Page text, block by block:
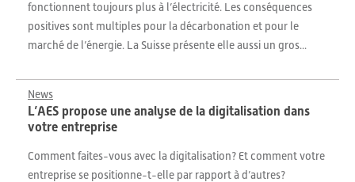
fonctionnent toujours plus à l’électricité. Les conséquences
positives sont multiples pour la décarbonation et pour le
marché de l’énergie. La Suisse présente elle aussi un gros...
News
L’AES propose une analyse de la digitalisation dans
votre entreprise
Comment faites-vous avec la digitalisation? Et comment votre
entreprise se positionne-t-elle par rapport à d’autres?